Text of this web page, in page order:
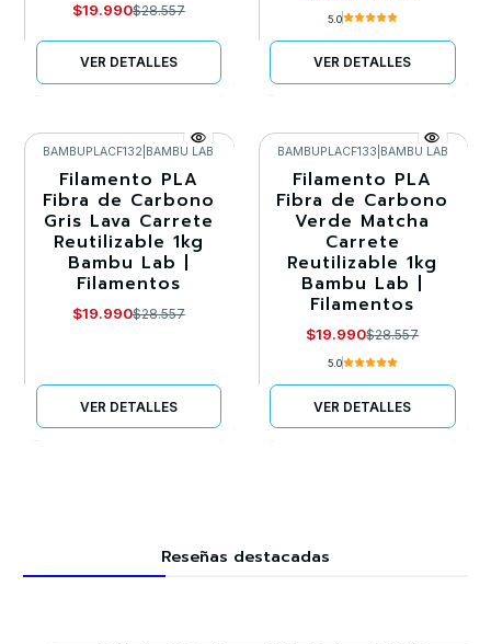
$19.990$28.557
VER DETALLES
5.0
VER DETALLES
-30%
Agotado
BAMBUPLACF132 BAMBU LAB
Filamento PLA
Fibra de Carbono
Gris Lava Carrete
Reutilizable 1kg
Bambu Lab |
Filamentos
$19.990$28.557
VER DETALLES
-30%
Agotado
BAMBUPLACF133 BAMBU LAB
Filamento PLA
Fibra de Carbono
Verde Matcha
Carrete
Reutilizable 1kg
Bambu Lab |
Filamentos
$19.990$28.557
5.0
VER DETALLES
Reseñas destacadas